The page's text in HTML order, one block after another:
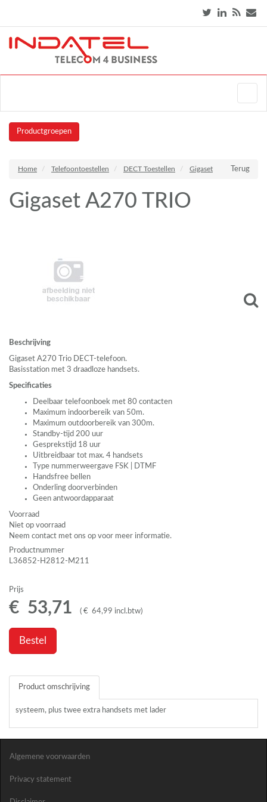
Productgroepen
Terug
Home Telefoontoestellen DECT Toestellen Gigaset
Gigaset A270 TRIO
Beschrijving
Gigaset A270 Trio DECT -telefoon.
Basisstation met 3 draadloze handsets.
Specificaties
Deelbaar telefoonboek met 80 contacten
Maximum indoorbereik van 50m.
Maximum outdoorbereik van 300m.
Standby-tijd 200 uur
Gesprekstijd 18 uur
Uitbreidbaar tot max. 4 handsets
Type nummerweergave FSK
DTMF
Handsfree bellen
Onderling doorverbinden
Geen antwoordapparaat
Voorraad
Niet op voorraad
Neem contact met ons op voor meer informatie.
Productnummer
L36852-H2812-M211
Prijs
€ 53,71 ( € 64,99 incl.btw)
Bestel
Product omschrijving
systeem, plus twee extra handsets met lader
Algemene voorwaarden
Privacy statement